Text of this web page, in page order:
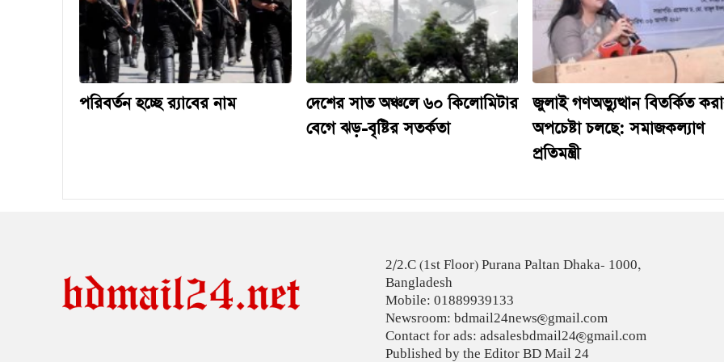
পরিবর্তন হচ্ছে র‌্যাবের নাম
দেশের সাত অঞ্চলে ৬০ কিলোমিটার
বেগে ঝড়-বৃষ্টির সতর্কতা
জুলাই গণঅভ্যুত্থান বিতর্কিত
অপচেষ্টা চলছে: সমাজকল্যাণ
প্রতিমন্ত্রী
2/2.C (1st Floor) Purana Paltan Dhaka- 1000,
Bangladesh
Mobile: 01889939133
Newsroom: bdmail24news@gmail.com
Contact for ads: adsalesbdmail24@gmail.com
Published by the Editor BD Mail 24